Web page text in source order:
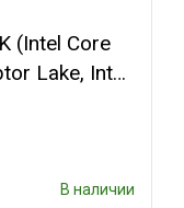
(Intel Core
Lake, Intel
ОЗУ (2
В наличии